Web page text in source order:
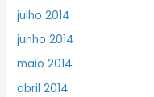
julho 2014
junho 2014
maio 2014
abril 2014